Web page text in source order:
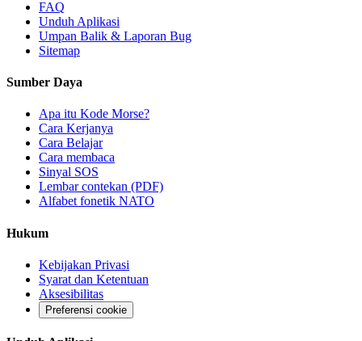
FAQ
Unduh Aplikasi
Umpan Balik & Laporan Bug
Sitemap
Sumber Daya
Apa itu Kode Morse?
Cara Kerjanya
Cara Belajar
Cara membaca
Sinyal SOS
Lembar contekan (PDF)
Alfabet fonetik NATO
Hukum
Kebijakan Privasi
Syarat dan Ketentuan
Aksesibilitas
Preferensi cookie